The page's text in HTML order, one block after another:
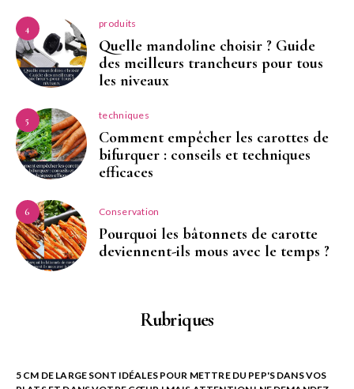
4 produits
Quelle mandoline choisir ? Guide
des meilleurs trancheurs pour tous
les niveaux
5 techniques
Comment empêcher les carottes de
bifurquer : conseils et techniques
efficaces
6 Conservation
Pourquoi les bâtonnets de carotte
deviennent-ils mous avec le temps ?
Rubriques
5 CM DE LARGE SONT IDÉALES POUR METTRE DU PEP'S DANS VOS